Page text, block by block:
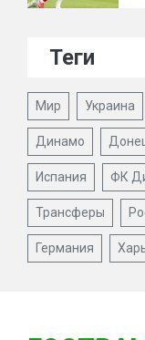
Теги
Мир Украина
Динамо
Испания ФК
Трансферы
Германия